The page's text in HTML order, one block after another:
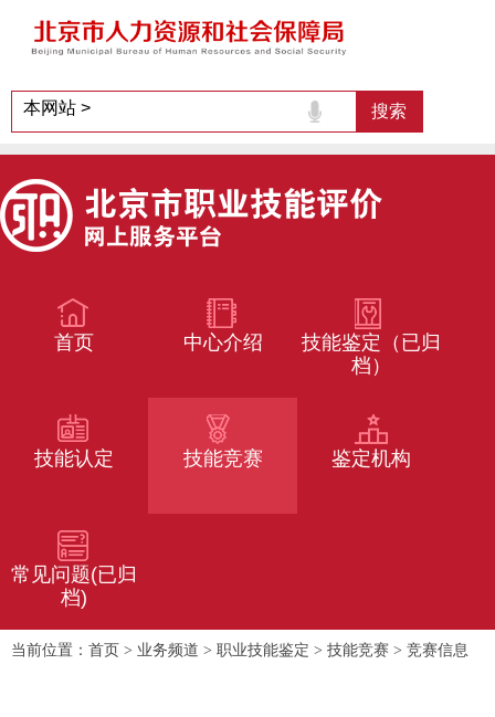
首页 中心介绍
技能鉴定（已归
档）
技能认定 技能竞赛 鉴定机构
常见问题(已归
档)
当前位置： 首页 > 业务频道 > 职业技能鉴定 > 技能竞赛 > 竞赛信息